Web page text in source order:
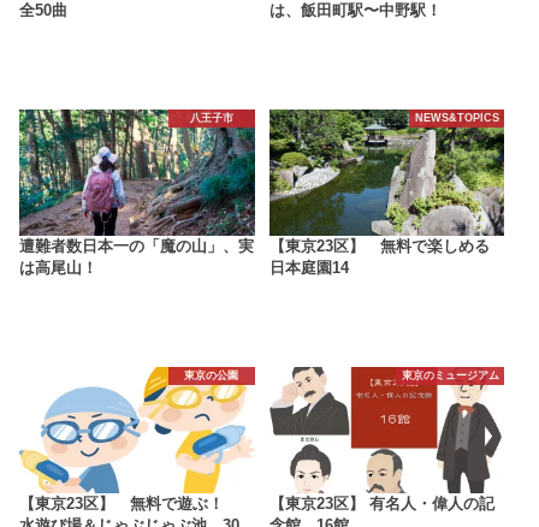
全50曲
は、飯田町駅〜中野駅！
八王子市
遭難者数日本一の「魔の山」、実
は高尾山！
NEWS&TOPICS
【東京23区】 無料で楽しめる
日本庭園14
東京の公園
【東京23区】 無料で遊ぶ！
東京のミュージアム
【東京23区】 有名人・偉人の記